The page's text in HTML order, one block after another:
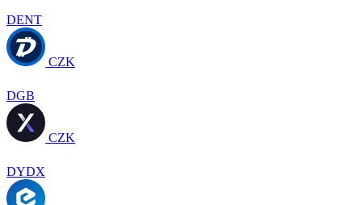
DENT
CZK
DGB
CZK
DYDX